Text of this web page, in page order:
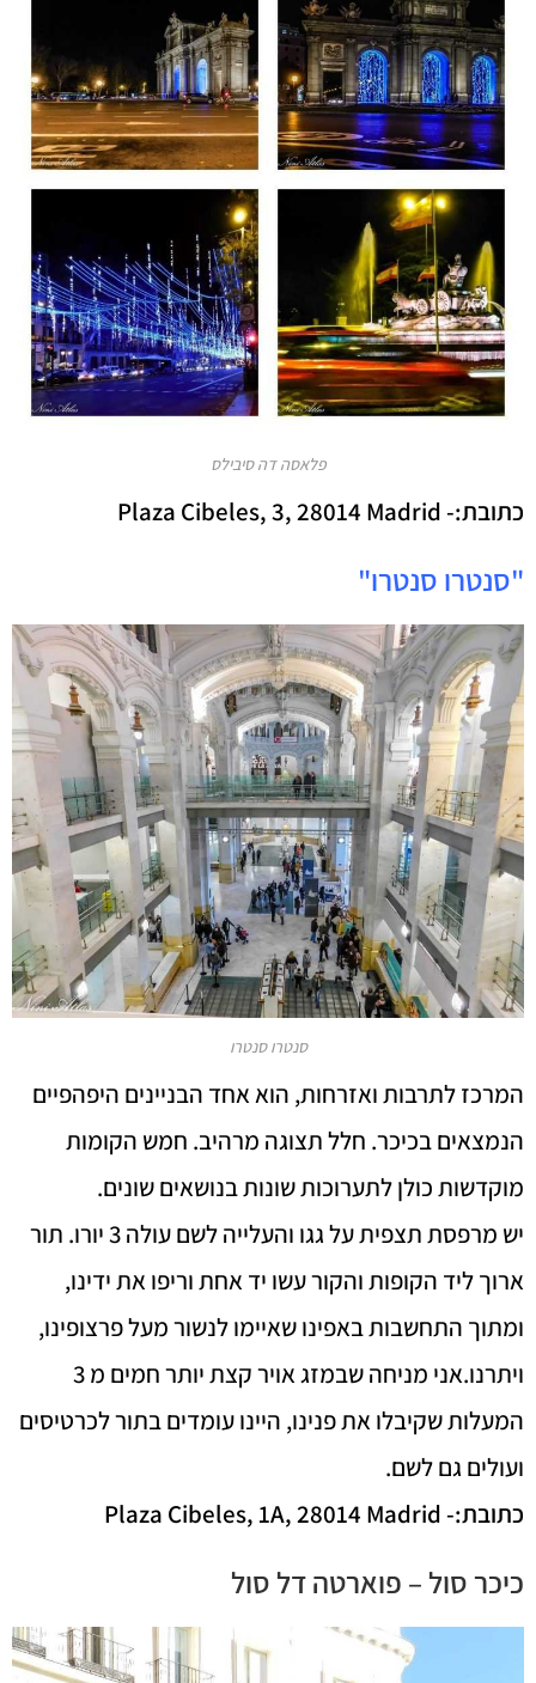
פלאסה דה סיבילס
כתובת:-Plaza Cibeles, 3, 28014 Madrid
"סנטרו סנטרו"
סנטרו סנטרו
המרכז לתרבות ואזרחות, הוא אחד הבניינים היפהפיים
הנמצאים בכיכר. חלל תצוגה מרהיב. חמש הקומות
מוקדשות כולן לתערוכות שונות בנושאים שונים.
יש מרפסת תצפית על גגו והעלייה לשם עולה 3 יורו. תור
ארוך ליד הקופות והקור עשו יד אחת וריפו את ידינו,
ומתוך התחשבות באפינו שאיימו לנשור מעל פרצופינו,
ויתרנו.אני מניחה שבמזג אויר קצת יותר חמים מ 3
המעלות שקיבלו את פנינו, היינו עומדים בתור לכרטיסים
ועולים גם לשם.
כתובת:-Plaza Cibeles, 1A, 28014 Madrid
כיכר סול – פוארטה דל סול